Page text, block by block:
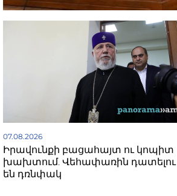
07.08.2026
Իրավունքի բացահայտ ու կոպիտ
խախտում. Վեհափառին դատելու
են դռնփակ